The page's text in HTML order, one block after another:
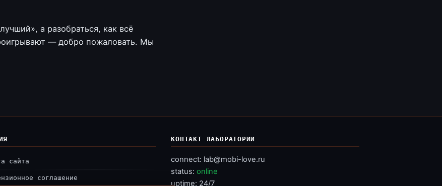
а разобраться, как всё
— добро пожаловать. Мы
сайта
соглашение
КОНТАКТ ЛАБОРАТОРИИ
connect: lab@mobi-love.ru
status:online
uptime: 24/7